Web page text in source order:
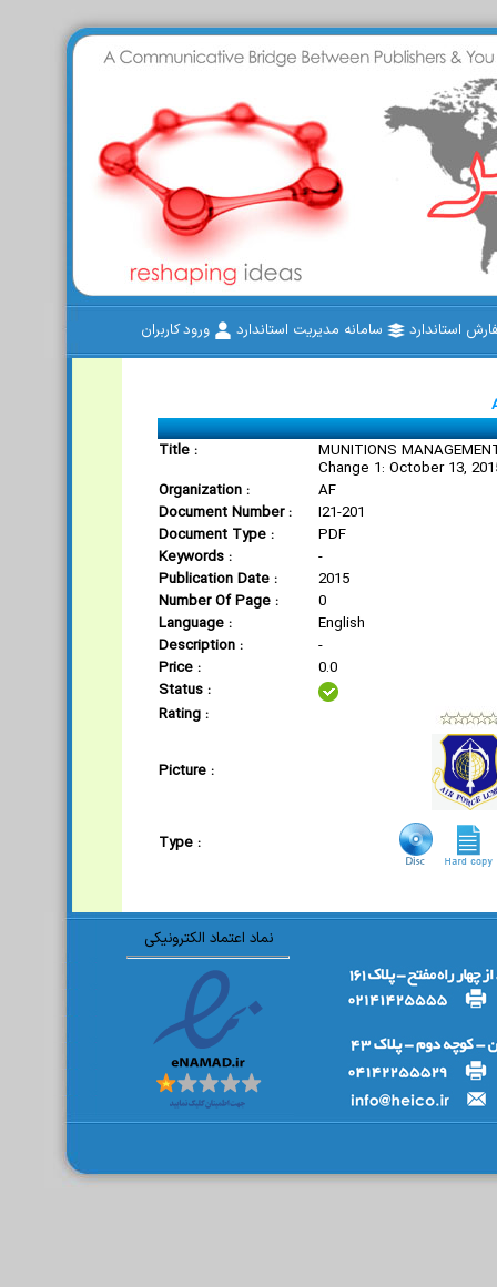
استاندارد سامانه مدیریت استاندارد ورود کاربران
Title :
MUNITIONS
Change 1: October 13,
Organization :
AF
Document Number :
I21-201
Document Type :
PDF
Keywords :
-
Publication Date :
2015
Number Of Page :
0
Language :
English
Description :
-
Price :
0.0
Status :
Rating :
Picture :
Type :
نماد اعتماد الکترونیکی